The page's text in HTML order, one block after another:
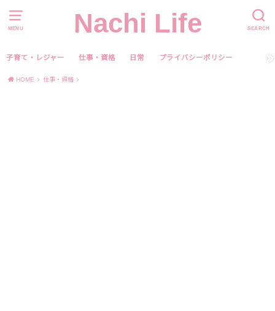
MENU SEARCH
Nachi Life
子育て・レジャー 仕事・資格 日常 プライバシーポリシー
HOME 仕事・資格